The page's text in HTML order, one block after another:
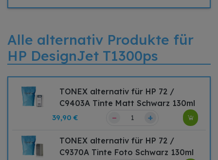
Alle alternativ Produkte für
HP DesignJet T1300ps
TONEX alternativ für HP 72 /
C9403A Tinte Matt Schwarz 130ml
39,90 € – +
TONEX alternativ für HP 72 /
C9370A Tinte Foto Schwarz 130ml